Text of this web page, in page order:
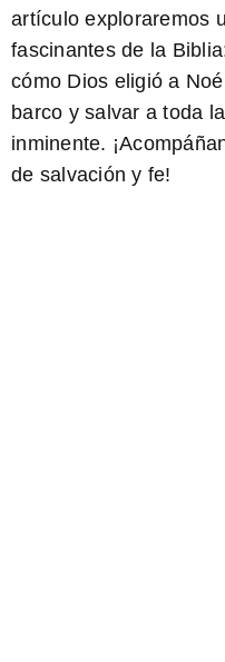
artículo exploraremos
fascinantes de la
cómo Dios eligió a
barco y salvar a toda
inminente.
de salvación y fe!